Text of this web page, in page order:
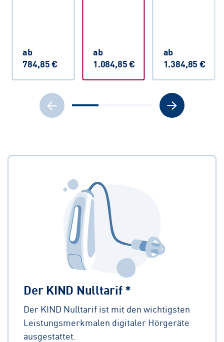
ab
784,85 €
ab
1.084,85 €
ab
1.384,85 €
Der KIND Nulltarif *
Der KIND Nulltarif ist mit den wichtigsten
Leistungsmerkmalen digitaler Hörgeräte
ausgestattet.